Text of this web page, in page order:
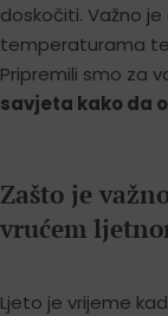
doskočiti. Važno
temperaturama
Pripremili smo za
savjeta kako da
Zašto je
vrućem
Ljeto je vrijeme